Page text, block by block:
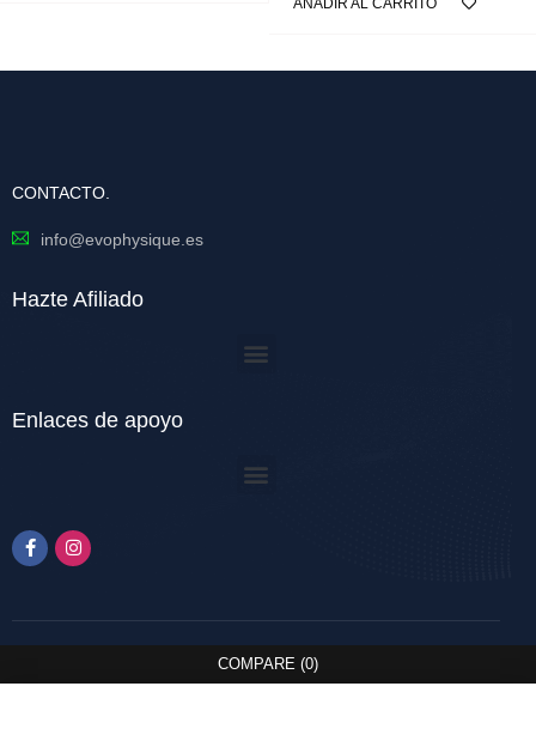
CONTACTO.
info@evophysique.es
Hazte Afiliado
Enlaces de apoyo
COMPARE (0)